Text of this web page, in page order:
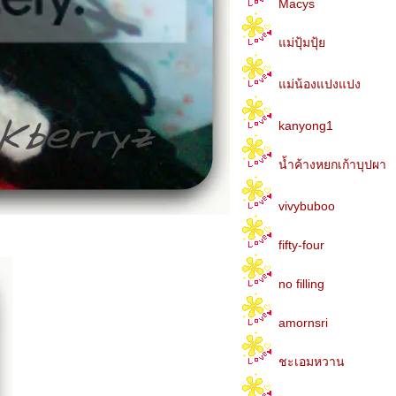
Macys
ม่ปุ้มปุ้
ม่น้องแปงแปง
kanyong1
น้ำค้างหยกเก้าบุปผา
vivybuboo
fifty-four
no filling
amornsri
ชะเอมหวาน